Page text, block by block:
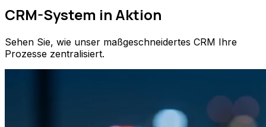
CRM-System in Aktion
Sehen Sie, wie unser maßgeschneidertes CRM Ihre
Prozesse zentralisiert.